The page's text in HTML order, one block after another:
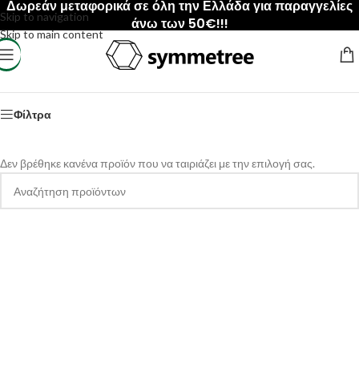
Skip to navigation
Skip to main content
Δωρεάν μεταφορικά σε όλη την Ελλάδα για παραγγελίες
άνω των 50€!!!
Αρχική σελίδα Anime - Manga /Aldnoah Zero
Φίλτρα
Δεν βρέθηκε κανένα προϊόν που να ταιριάζει με την επιλογή σας.